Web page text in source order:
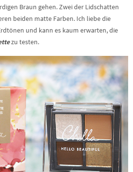
Braun gehen. Zwei der Lidschatten
beiden matte Farben. Ich liebe die
und kann es kaum erwarten, die
zu testen.